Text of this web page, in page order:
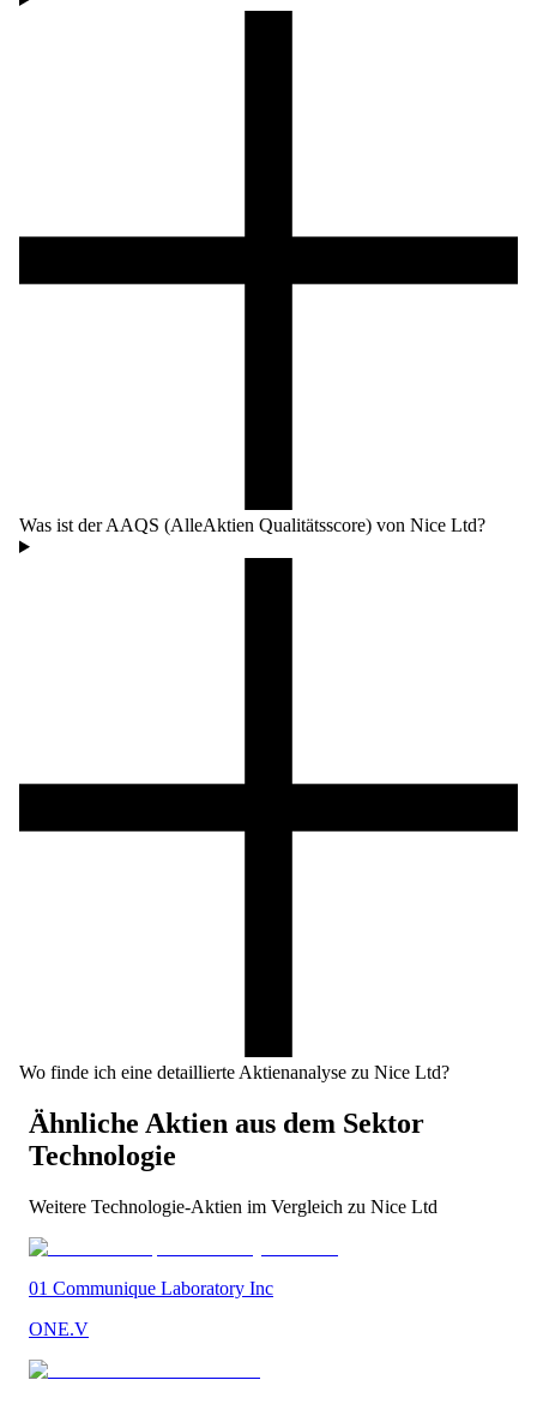
Was ist der AAQS (AlleAktien Qualitätsscore) von Nice Ltd?
Wo finde ich eine detaillierte Aktienanalyse zu Nice Ltd?
Ähnliche Aktien aus dem Sektor
Technologie
Weitere Technologie-Aktien im Vergleich zu Nice Ltd
01 Communique Laboratory Inc
ONE.V